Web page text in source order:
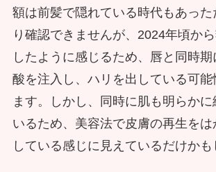
額は前髪で隠れている時代もあった
り確認できませんが、2024年頃か
したように感じるため、唇と同時
酸を注入し、ハリを出している可
ます。しかし、同時に肌も明らか
いるため、美容法で皮膚の再生をは
している感じに見えているだけかも